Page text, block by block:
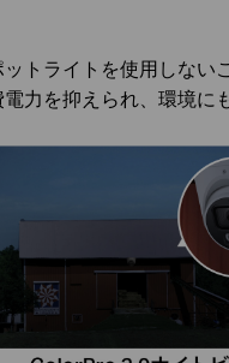
トライトを使用しない
力を抑えられ、環境に